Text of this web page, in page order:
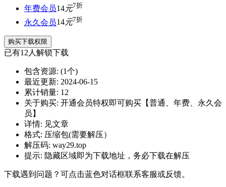
年费会员14元7折
永久会员14元7折
购买下载权限
已有12人解锁下载
包含资源: (1个)
最近更新: 2024-06-15
累计销量: 12
关于购买: 开通会员特权即可购买【普通、年费、永久会
员】
详情: 见文章
格式: 压缩包(需要解压）
解压码: way29.top
提示: 隐藏区域即为下载地址，务必下载在解压
下载遇到问题？可点击蓝色对话框联系客服或反馈。